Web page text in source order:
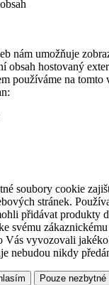
nám umožňuje
obsah hostovaný
používáme na tomto
soubory cookie
stránek.
přidávat produkty
svému
Vás vyvozovali
nebudou nikdy
Pouze nezbytné